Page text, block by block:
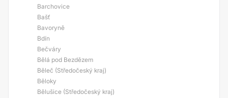
Barchovice
Bašť
Bavoryně
Bdín
Bečváry
Bělá pod Bezdězem
Běleč (Středočeský kraj)
Běloky
Bělušice (Středočeský kraj)